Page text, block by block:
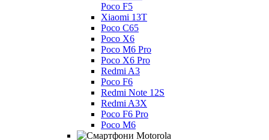
Poco F5
Xiaomi 13T
Poco C65
Poco X6
Poco M6 Pro
Poco X6 Pro
Redmi A3
Poco F6
Redmi Note 12S
Redmi A3X
Poco F6 Pro
Poco M6